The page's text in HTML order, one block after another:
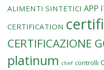
ALIMENTI SINTETICI APP
CERTIFICATION
CERTIFICAZIONE
platinum chef controlli